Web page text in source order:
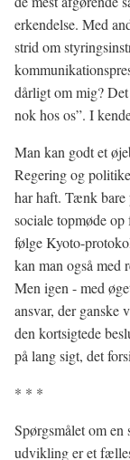
erkendelse. Med
strid om
dårligt om mig?
nok hos os”. I
Man kan godt et
Regering og
har haft. Tænk bare
sociale topmøde
følge Kyoto-
kan man også med
Men igen - med
ansvar, der ganske
den kortsigtede
på lang sigt, det
* * *
Spørgsmålet om
udvikling er et